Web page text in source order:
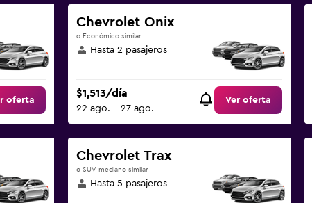
oferta
Chevrolet Onix
o Económico similar
Hasta 2 pasajeros
$1,513/día
22 ago. - 27 ago.
Ver oferta
Chevrolet Trax
o SUV mediano similar
Hasta 5 pasajeros